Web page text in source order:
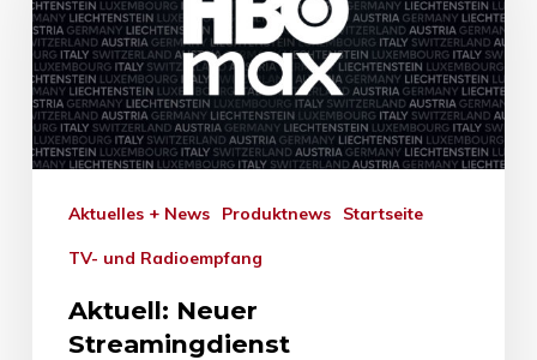
Aktuelles + News Produktnews Startseite
TV- und Radioempfang
Aktuell: Neuer
Streamingdienst